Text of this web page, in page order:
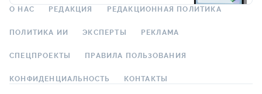
О НАС РЕДАКЦИЯ РЕДАКЦИОННАЯ ПОЛИТИКА
ПОЛИТИКА ИИ ЭКСПЕРТЫ РЕКЛАМА
СПЕЦПРОЕКТЫ ПРАВИЛА ПОЛЬЗОВАНИЯ
КОНФИДЕНЦИАЛЬНОСТЬ КОНТАКТЫ